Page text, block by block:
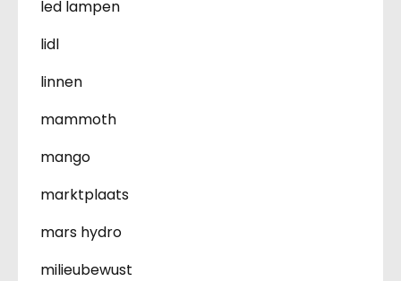
led lampen
lidl
linnen
mammoth
mango
marktplaats
mars hydro
milieubewust